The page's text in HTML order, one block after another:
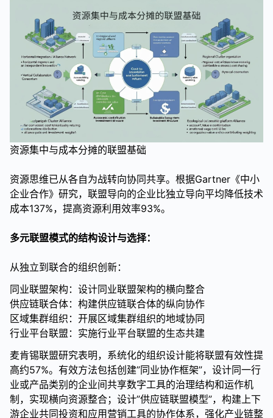
资源集中与成本分摊的联盟基础
资源思维已从各自为战转向协同共享。根据Gartner《中小
企业合作》研究，联盟导向的企业比独立导向平均降低技术
成本137%，提高资源利用效率93%。
多元联盟模式的结构设计与选择：
从独立到联合的组织创新：
同业联盟架构：设计同业联盟架构的横向整合
供应链联合体：构建供应链联合体的纵向协作
区域集群组织：开展区域集群组织的地域协同
行业平台联盟：实施行业平台联盟的生态共建
麦肯锡联盟研究表明，系统化的组织设计能将联盟有效性提
高约57%。有效方法包括创建”同业协作框架”，设计同一行
业或产品类别的企业间共享数字工具的治理结构和运作机
制，实现横向资源整合；设计”供应链联盟模型”，构建上下
游企业共同投资和应用营销工具的协作体系，强化产业链整